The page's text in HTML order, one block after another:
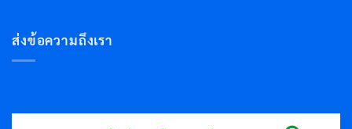
ส่งข้อความถึงเรา